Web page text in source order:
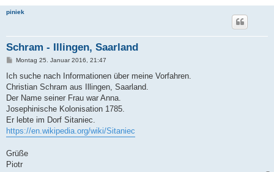
piniek
Schram - Illingen, Saarland
B
i
r
a
Montag 25. Januar 2016, 21:47
Ich suche nach Informationen über meine Vorfahren.
Christian Schram aus Illingen, Saarland.
Der Name seiner Frau war Anna.
Josephinische Kolonisation 1785.
Er lebte im Dorf Sitaniec.
https://en.wikipedia.org/wiki/Sitaniec
Grüße
Piotr